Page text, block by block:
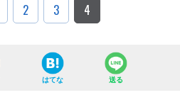
2 3 4
はてな 送る